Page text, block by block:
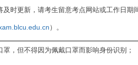
及时更新，请考生留意考点网站或工作日期
）。
，但不得因为佩戴口罩而影响身份识别；